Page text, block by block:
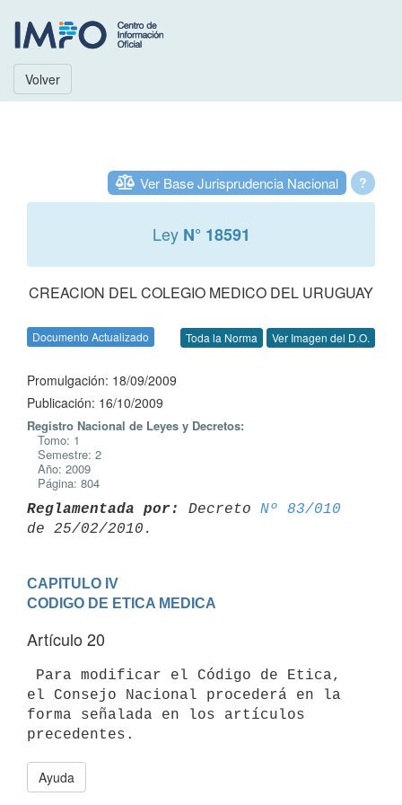
Volver
?
Ver Base Jurisprudencia Nacional
Ley N° 18591
CREACION DEL COLEGIO MEDICO DEL URUGUAY
Documento Actualizado Toda la Norma Ver Imagen del D.O.
Promulgación: 18/09/2009
Publicación: 16/10/2009
Registro Nacional de Leyes y Decretos:
Tomo: 1
Semestre: 2
Año: 2009
Página: 804
Reglamentada por: Decreto Nº 83/010
CAPITULO IV
CODIGO DE ETICA MEDICA
Artículo 20
el Consejo Nacional procederá en la
forma señalada en los artículos
precedentes.
Ayuda